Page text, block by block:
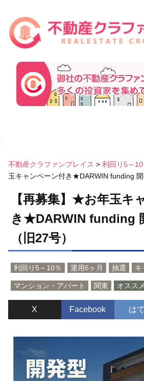
ン
テ
ス
ッ
プ
不動産クラファンプレイス > 利回り5～10
玉キャンペーン付き★DARWIN funding 開
【再募集】★お年玉キ
き★DARWIN funding
（旧27号）
利回り5～10％ 運用6ヶ月 抽選 キ
マンション・アパート 関東 オススメ
X Facebook は